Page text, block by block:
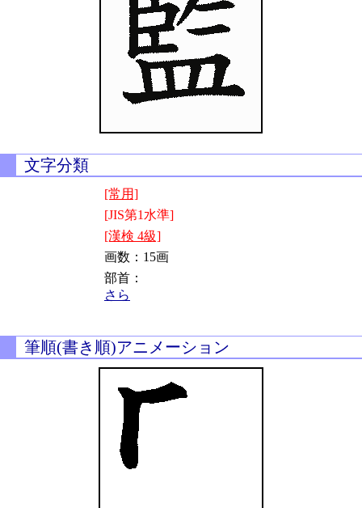
文字分類
[常用]
[JIS第1水準]
[漢検 4級]
画数：15画
部首：
さら
筆順(書き順)アニメーション